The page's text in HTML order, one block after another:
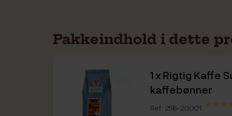
Pakkeindhold i dette
1 xRigtig Kaffe
kaffebønner
Ref: 25B-20001